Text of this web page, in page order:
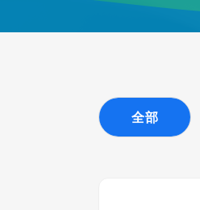
全部